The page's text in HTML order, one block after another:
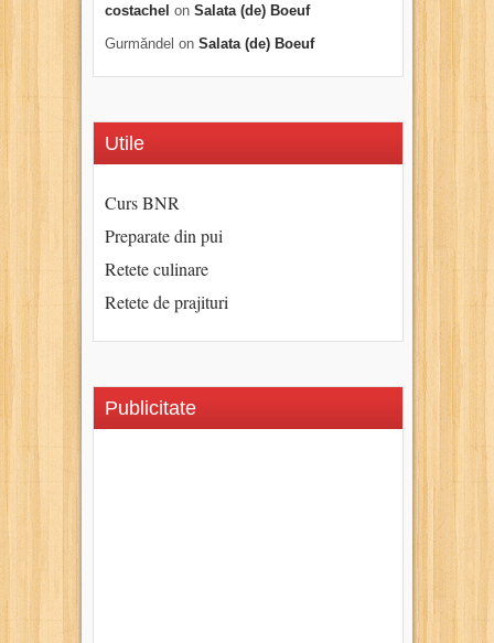
costachel on Salata (de) Boeuf
Gurmăndel on Salata (de) Boeuf
Utile
Curs BNR
Preparate din pui
Retete culinare
Retete de prajituri
Publicitate